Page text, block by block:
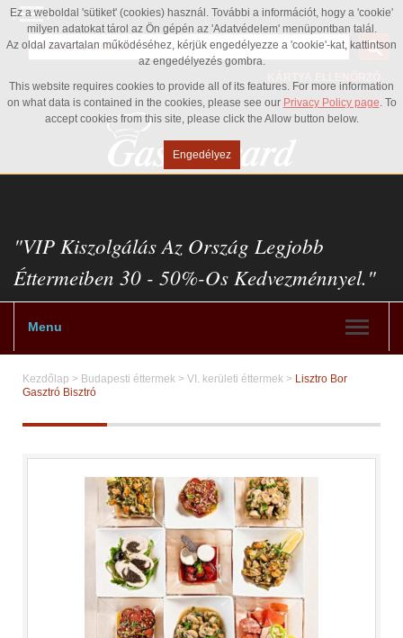
Ez a weboldal 'sütiket' (cookies) használ. További a információt, hogy a 'cookie'
milyen adatokat tárol az Ön gépén az 'Adatvédelem' menüpontban talál.
Az oldal zavartalan működéséhez, kérjük engedélyezze a 'cookie'-kat, kattintson
az engedélyezés gombra.
This website requires cookies to provide all of its features. For more information
on what data is contained in the cookies, please see our Privacy Policy page. To
accept cookies from this site, please click the Allow button below.
Engedélyez
"VIP Kiszolgálás Az Ország Legjobb
Éttermeiben 30 - 50%-Os Kedvezménnyel."
Menu
Kezdőlap > Budapesti éttermek > VI. kerületi éttermek > Lisztro Bor
Gasztró Bisztró